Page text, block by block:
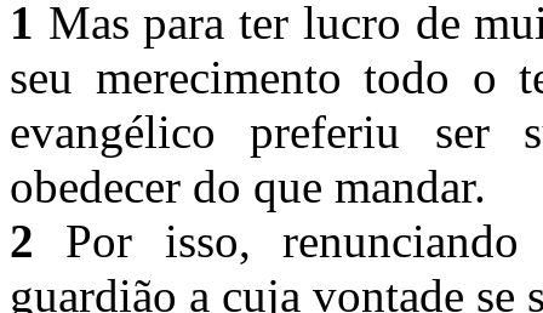
1 Mas para ter lucro de
seu merecimento todo o
evangélico preferiu ser
obedecer do que mandar.
2 Por isso,
guardião a cuja vontade se